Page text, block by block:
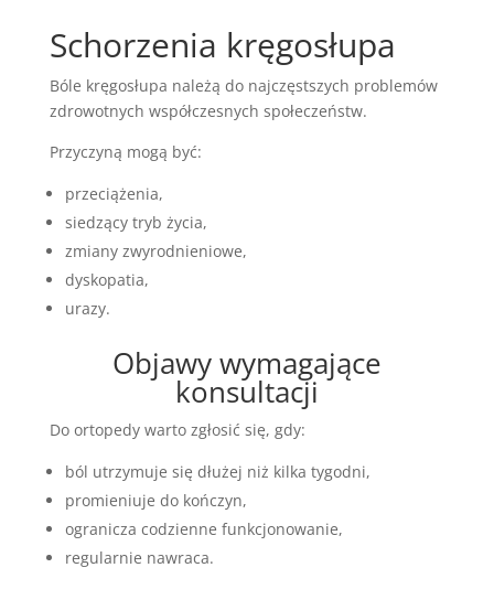
Schorzenia kręgosłupa
Bóle kręgosłupa należą do najczęstszych problemów
zdrowotnych współczesnych społeczeństw.
Przyczyną mogą być:
przeciążenia,
siedzący tryb życia,
zmiany zwyrodnieniowe,
dyskopatia,
urazy.
Objawy wymagające
konsultacji
Do ortopedy warto zgłosić się, gdy:
ból utrzymuje się dłużej niż kilka tygodni,
promieniuje do kończyn,
ogranicza codzienne funkcjonowanie,
regularnie nawraca.